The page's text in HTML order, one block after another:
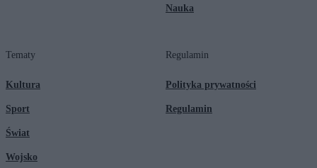
Nauka
Tematy
Kultura
Sport
Świat
Wojsko
Regulamin
Polityka prywatności
Regulamin